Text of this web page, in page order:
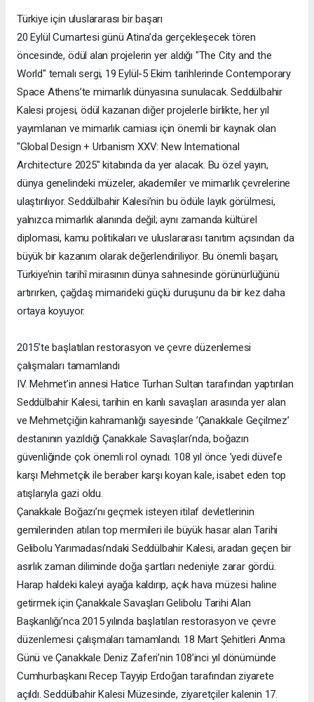
Türkiye için uluslararası bir başarı
20 Eylül Cumartesi günü Atina’da gerçekleşecek tören
öncesinde, ödül alan projelerin yer aldığı "The City and the
World" temalı sergi, 19 Eylül-5 Ekim tarihlerinde Contemporary
Space Athens’te mimarlık dünyasına sunulacak. Seddülbahir
Kalesi projesi, ödül kazanan diğer projelerle birlikte, her yıl
yayımlanan ve mimarlık camiası için önemli bir kaynak olan
"Global Design + Urbanism XXV: New International
Architecture 2025" kitabında da yer alacak. Bu özel yayın,
dünya genelindeki müzeler, akademiler ve mimarlık çevrelerine
ulaştırılıyor. Seddülbahir Kalesi’nin bu ödüle layık görülmesi,
yalnızca mimarlık alanında değil; aynı zamanda kültürel
diplomasi, kamu politikaları ve uluslararası tanıtım açısından da
büyük bir kazanım olarak değerlendiriliyor. Bu önemli başarı,
Türkiye’nin tarihî mirasının dünya sahnesinde görünürlüğünü
artırırken, çağdaş mimarideki güçlü duruşunu da bir kez daha
ortaya koyuyor.
2015’te başlatılan restorasyon ve çevre düzenlemesi
çalışmaları tamamlandı
IV. Mehmet’in annesi Hatice Turhan Sultan tarafından yaptırılan
Seddülbahir Kalesi, tarihin en kanlı savaşları arasında yer alan
ve Mehmetçiğin kahramanlığı sayesinde ’Çanakkale Geçilmez’
destanının yazıldığı Çanakkale Savaşları’nda, boğazın
güvenliğinde çok önemli rol oynadı. 108 yıl önce ’yedi düvel’e
karşı Mehmetçik ile beraber karşı koyan kale, isabet eden top
atışlarıyla gazi oldu.
Çanakkale Boğazı’nı geçmek isteyen itilaf devletlerinin
gemilerinden atılan top mermileri ile büyük hasar alan Tarihi
Gelibolu Yarımadası’ndaki Seddülbahir Kalesi, aradan geçen bir
asırlık zaman diliminde doğa şartları nedeniyle zarar gördü.
Harap haldeki kaleyi ayağa kaldırıp, açık hava müzesi haline
getirmek için Çanakkale Savaşları Gelibolu Tarihi Alan
Başkanlığı’nca 2015 yılında başlatılan restorasyon ve çevre
düzenlemesi çalışmaları tamamlandı. 18 Mart Şehitleri Anma
Günü ve Çanakkale Deniz Zaferi’nin 108’inci yıl dönümünde
Cumhurbaşkanı Recep Tayyip Erdoğan tarafından ziyarete
açıldı. Seddülbahir Kalesi Müzesinde, ziyaretçiler kalenin 17.